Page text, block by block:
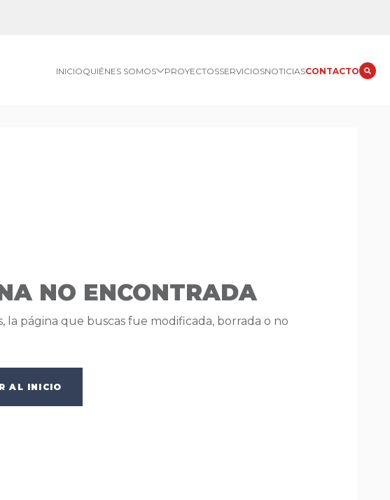
INICIOQUIÉNES SOMOS PROYECTOSSERVICIOSNOTICIASCONTACTO
NO ENCONTRADA
la página que buscas fue modificada, borrada o no
AL INICIO